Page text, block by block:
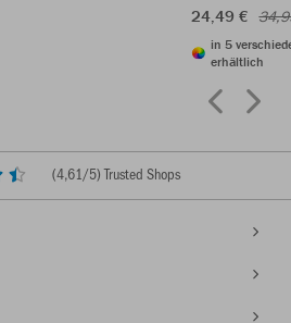
24,49 €
in 5
erhältlich
(4,61/5) Trusted Shops